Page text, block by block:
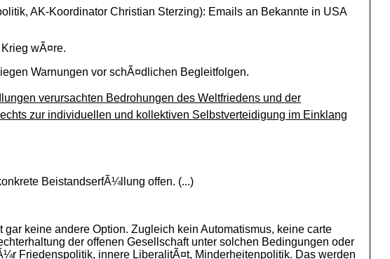
AK-Koordinator Christian Sterzing): Emails an Bekannte in USA
wÃ¤re.
Warnungen vor schÃ¤dlichen Begleitfolgen.
verursachten Bedrohungen des Weltfriedens und der
zur individuellen und kollektiven Selbstverteidigung im Einklang
BeistandserfÃ¼llung offen. (...)
keine andere Option. Zugleich kein Automatismus, keine carte
der offenen Gesellschaft unter solchen Bedingungen oder
Friedenspolitik, innere LiberalitÃ¤t, Minderheitenpolitik. Das werden